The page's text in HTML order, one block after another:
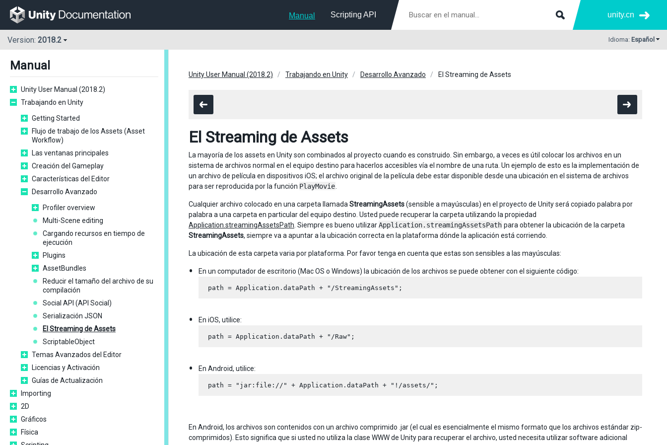
Manual Scripting API unity.cn
Version: 2018.2 Idioma: Español
Manual
Unity User Manual (2018.2)
Trabajando en Unity
Getting Started
Flujo de trabajo de los Assets (Asset
Workflow)
Las ventanas principales
Creación del Gameplay
Características del Editor
Desarrollo Avanzado
Profiler overview
Multi-Scene editing
Cargando recursos en tiempo de
ejecución
Plugins
AssetBundles
Reducir el tamaño del archivo de su
compilación
Social API (API Social)
Serialización JSON
El Streaming de Assets
ScriptableObject
Temas Avanzados del Editor
Licencias y Activación
Guías de Actualización
Importing
2D
Gráficos
Física
Unity User Manual (2018.2) Trabajando en Unity Desarrollo Avanzado El Streaming de Assets
El Streaming de Assets
La mayoría de los assets en Unity son combinados al proyecto cuando es construido. Sin embargo, a veces es útil colocar los archivos en un
sistema de archivos normal en el equipo destino para hacerlos accesibles vía el nombre de una ruta. Un ejemplo de esto es la implementación de
un archivo de película en dispositivos iOS; el archivo original de la película debe estar disponible desde una ubicación en el sistema de archivos
para ser reproducida por la función PlayMovie
Cualquier archivo colocado en una carpeta llamada StreamingAssets(sensible a mayúsculas) en el proyecto de Unity será copiado palabra por
palabra a una carpeta en particular del equipo destino. Usted puede recuperar la carpeta utilizando la propiedad
Application.streamingAssetsPath . Siempre es bueno utilizarApplication.streamingAssetsPath para obtener la ubicación de la carpeta
StreamingAssets, siempre va a apuntar a la ubicación correcta en la plataforma dónde la aplicación está corriendo.
La ubicación de esta carpeta varia por plataforma. Por favor tenga en cuenta que estas son sensibles a las mayúsculas:
En un computador de escritorio (Mac OS o Windows) la ubicación de los archivos se puede obtener con el siguiente código:
En iOS, utilice:
En Android, utilice:
En Android, los archivos son contenidos con un archivo comprimido .jar (el cual es esencialmente el mismo formato que los archivos estándar zip-
comprimidos). Esto significa que si usted no utiliza la clase WWW de Unity para recuperar el archivo, usted necesita utilizar software adicional